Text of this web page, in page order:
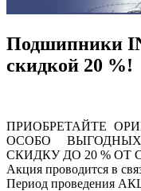
Подшипники
скидкой 20 %!
ПРИОБРЕТАЙТЕ
ОСОБО
СКИДКУ ДО 20 %
Акция проводится в
Период проведения